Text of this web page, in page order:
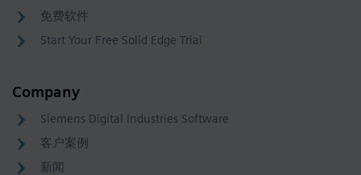
免费软件
Start Your Free Solid Edge Trial
Company
Siemens Digital Industries Software
客户案例
新闻